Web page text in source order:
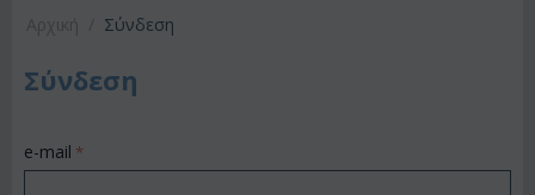
Σύνδεση
Σύνδεση
e-mail